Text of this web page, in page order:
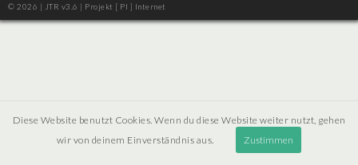
© 2026 | JTR v3.6 | Projekt [ PI ] Internet
Diese Website benutzt Cookies. Wenn du diese Website weiter nutzt, gehen
wir von deinem Einverständnis aus.
Zustimmen